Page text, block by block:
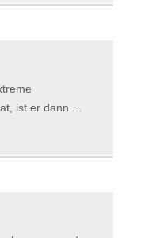
ist er dann ...